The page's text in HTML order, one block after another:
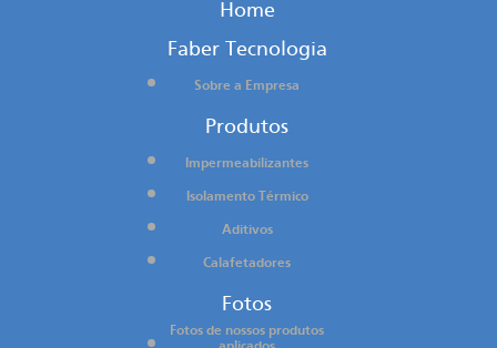
Home
Faber Tecnologia
Sobre a Empresa
Produtos
Impermeabilizantes
Isolamento Térmico
Aditivos
Calafetadores
Fotos
Fotos de nossos produtos